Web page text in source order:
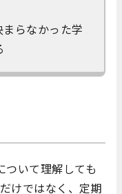
らなかった学
ついて理解しても
けではなく、定期